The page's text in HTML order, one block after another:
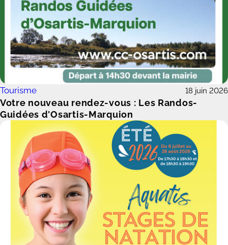
Votre nouveau rendez-vous : Les Randos-
Guidées d'Osartis-Marquion
Tourisme 18 juin 2026